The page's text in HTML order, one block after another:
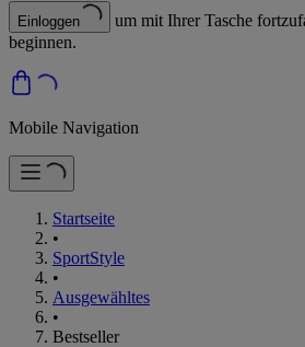
Einloggen
um mit Ihrer Tasche
beginnen.
Mobile Navigation
Startseite
•
SportStyle
•
Ausgewähltes
•
Bestseller